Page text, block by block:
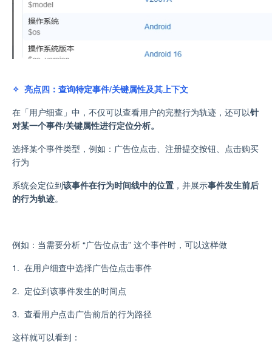
✧ 亮点四：查询特定事件/关键属性及其上下文
在「用户细查」中，不仅可以查看用户的完整行为轨迹，还可以针
对某一个事件/关键属性进行定位分析。
选择某个事件类型，例如：广告位点击
注册提交按钮
点击购买
行为
系统会定位到该事件在行为时间线中的位置 ，并展示事件发生前后
的行为轨迹。
例如：当需要分析 “广告位点击” 这个事件时， 可以这样做
1. 在用户细查中选择广告位点击事件
2. 定位到该事件发生的时间点
3. 查看用户点击广告前后的行为路径
这样就可以看到：